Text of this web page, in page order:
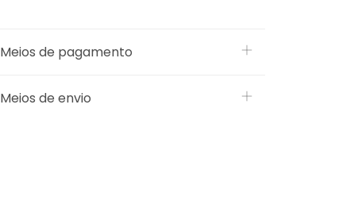
Meios de pagamento
Meios de envio